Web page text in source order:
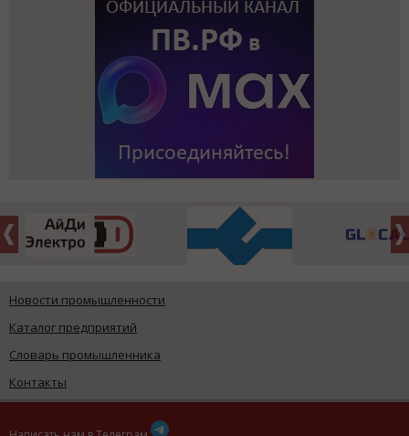
Новости промышленности
Каталог предприятий
Словарь промышленника
Контакты